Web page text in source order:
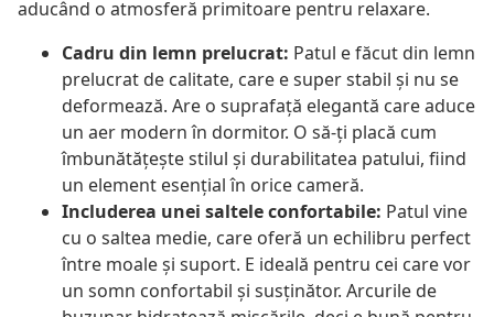
aducând o atmosferă primitoare pentru relaxare.
Cadru din lemn prelucrat: Patul e făcut din lemn
prelucrat de calitate, care e super stabil și nu se
deformează. Are o suprafață elegantă care aduce
un aer modern în dormitor. O să-ți placă cum
îmbunătățește stilul și durabilitatea patului, fiind
un element esențial în orice cameră.
Includerea unei saltele confortabile: Patul vine
cu o saltea medie, care oferă un echilibru perfect
între moale și suport. E ideală pentru cei care vor
un somn confortabil și susținător. Arcurile de